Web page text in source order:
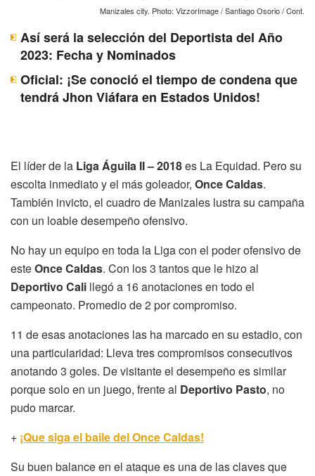
Manizales city. Photo: VizzorImage / Santiago Osorio / Cont.
Así será la selección del Deportista del Año
2023: Fecha y Nominados
Oficial: ¡Se conoció el tiempo de condena que
tendrá Jhon Viáfara en Estados Unidos!
El líder de la Liga Águila II – 2018es La Equidad. Pero su
escolta inmediato y el más goleador, Once Caldas.
También invicto, el cuadro de Manizales lustra su campaña
con un loable desempeño ofensivo.
No hay un equipo en toda la Liga con el poder ofensivo de
esteOnce Caldas. Con los 3 tantos que le hizo al
Deportivo Cali llegó a 16 anotaciones en todo el
campeonato. Promedio de 2 por compromiso.
11 de esas anotaciones las ha marcado en su estadio, con
una particularidad: Lleva tres compromisos consecutivos
anotando 3 goles. De visitante el desempeño es similar
porque solo en un juego, frente al Deportivo Pasto, no
pudo marcar.
+ ¡Que siga el baile del Once Caldas!
Su buen balance en el ataque es una de las claves que